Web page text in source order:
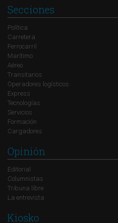
Secciones
Política
Carretera
Ferrocarril
Marítimo
Aéreo
Transitarios
Operadores logísticos
Express
Tecnologías
Servicios
Formación
Cargadores
Opinión
Editorial
Columnistas
Tribuna libre
La entrevista
Kiosko